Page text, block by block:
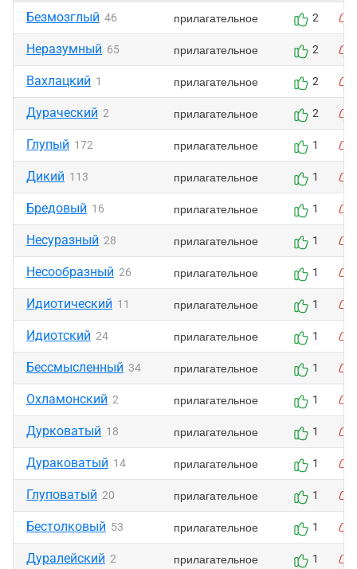
Безмозглый 46 прилагательное 2
Неразумный 65 прилагательное 2
Вахлацкий 1 прилагательное 2
Дураческий 2 прилагательное 2
Глупый 172 прилагательное 1
Дикий 113 прилагательное 1
Бредовый 16 прилагательное 1
Несуразный 28 прилагательное 1
Несообразный 26 прилагательное 1
Идиотический 11 прилагательное 1
Идиотский 24 прилагательное 1
Бессмысленный 34 прилагательное 1
Охламонский 2 прилагательное 1
Дурковатый 18 прилагательное 1
Дураковатый 14 прилагательное 1
Глуповатый 20 прилагательное 1
Бестолковый 53 прилагательное 1
Дуралейский 2 прилагательное 1